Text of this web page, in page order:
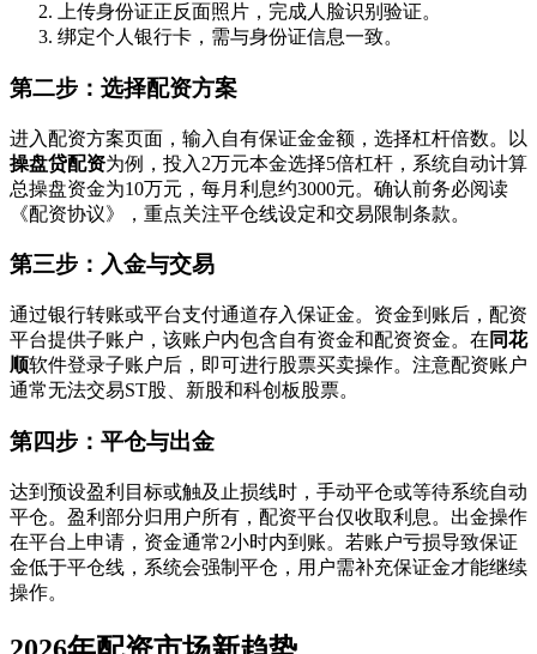
上传身份证正反面照片，完成人脸识别验证。
绑定个人银行卡，需与身份证信息一致。
第二步：选择配资方案
进入配资方案页面，输入自有保证金金额，选择杠杆倍数。以
操盘贷配资为例，投入2万元本金选择5倍杠杆，系统自动计算
总操盘资金为10万元，每月利息约3000元。确认前务必阅读
《配资协议》，重点关注平仓线设定和交易限制条款。
第三步：入金与交易
通过银行转账或平台支付通道存入保证金。资金到账后，配资
平台提供子账户，该账户内包含自有资金和配资资金。在 同花
顺软件登录子账户后，即可进行股票买卖操作。注意配资账户
通常无法交易ST股、新股和科创板股票。
第四步：平仓与出金
达到预设盈利目标或触及止损线时，手动平仓或等待系统自动
平仓。盈利部分归用户所有，配资平台仅收取利息。出金操作
在平台上申请，资金通常2小时内到账。若账户亏损导致保证
金低于平仓线，系统会强制平仓，用户需补充保证金才能继续
操作。